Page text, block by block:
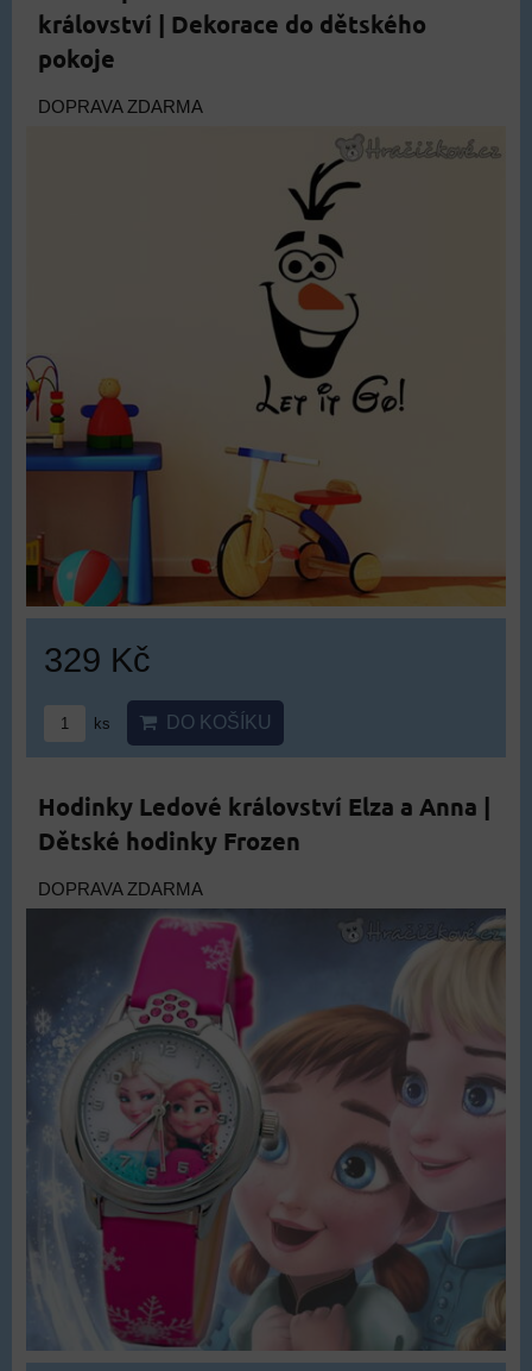
království | Dekorace do dětského
pokoje
DOPRAVA ZDARMA
329 Kč
ks DO KOŠÍKU
Hodinky Ledové království Elza a Anna |
Dětské hodinky Frozen
DOPRAVA ZDARMA